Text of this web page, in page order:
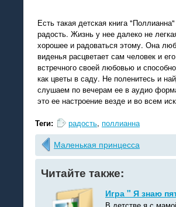
Есть такая детская книга
радость. Жизнь у нее далеко не
хорошее и радоваться этому. Она
виденья расцветает сам человек и
встречного своей любовью и
как цветы в саду. Не поленитесь и
слушаем по вечерам ее в аудио
это ее настроение везде и во всем
Теги:
радость, поллианна
Маленькая принцесса
Читайте также:
Игра " Я знаю